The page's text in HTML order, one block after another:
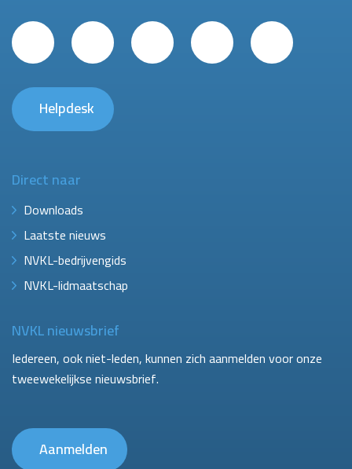
Helpdesk
Direct naar
Downloads
Laatste nieuws
NVKL-bedrijvengids
NVKL-lidmaatschap
NVKL nieuwsbrief
Iedereen, ook niet-leden, kunnen zich aanmelden voor onze
tweewekelijkse nieuwsbrief.
Aanmelden